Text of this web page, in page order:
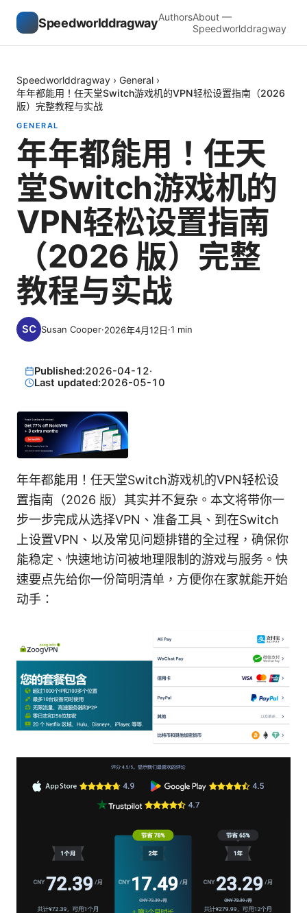
SpeedworlddragwayAuthorsAbout —
Speedworlddragway
Speedworlddragway › General ›
年年都能用！任天堂Switch游戏机的VPN轻松设置指南（2026
版）完整教程与实战
GENERAL
年年都能用！任天
堂Switch游戏机的
VPN轻松设置指南
（2026 版）完整
教程与实战
Susan Cooper·2026年4月12日·1 min
Published:2026-04-12·
Last updated:2026-05-10
年年都能用！任天堂Switch游戏机的VPN轻松设
置指南（2026 版）其实并不复杂。本文将带你一
步一步完成从选择VPN、准备工具、到在Switch
上设置VPN、以及常见问题排错的全过程，确保你
能稳定、快速地访问被地理限制的游戏与服务。快
速要点先给你一份简明清单，方便你在家就能开始
动手：